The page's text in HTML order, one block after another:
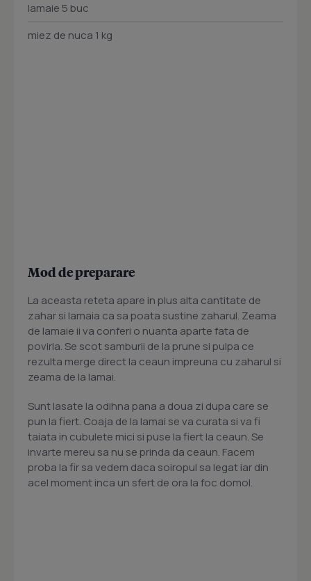
lamaie 5 buc
miez de nuca 1 kg
Mod de preparare
La aceasta reteta apare in plus alta cantitate de
zahar si lamaia ca sa poata sustine zaharul. Zeama
de lamaie ii va conferi o nuanta aparte fata de
povirla. Se scot samburii de la prune si pulpa ce
rezulta merge direct la ceaun impreuna cu zaharul si
zeama de la lamai.
Sunt lasate la odihna pana a doua zi dupa care se
pun la fiert. Coaja de la lamai se va curata si va fi
taiata in cubulete mici si puse la fiert la ceaun. Se
invarte mereu sa nu se prinda da ceaun. Facem
proba la fir sa vedem daca soiropul sa legat iar din
acel moment inca un sfert de ora la foc domol.